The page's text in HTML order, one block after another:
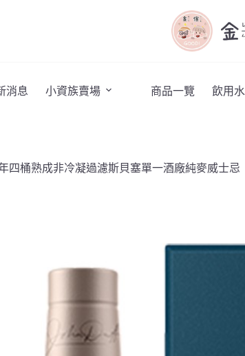
消息 小資族賣場 商品一覽 飲用水
四桶熟成非冷凝過濾斯貝塞單一酒廠純麥威士忌